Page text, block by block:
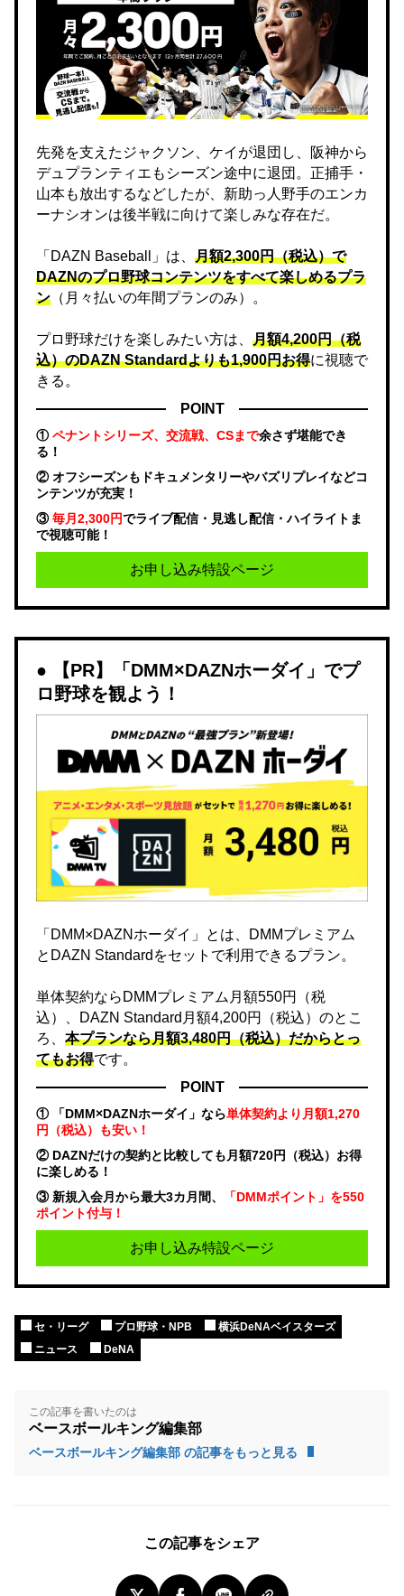
先発を支えたジャクソン、ケイが退団し、阪神から
デュプランティエもシーズン途中に退団。正捕手・
山本も放出するなどしたが、新助っ人野手のエンカ
ーナシオンは後半戦に向けて楽しみな存在だ。
「DAZN Baseball」は、 月額2,300円（税込）で
DAZNのプロ野球コンテンツをすべて楽しめるプラ
ン （月々払いの年間プランのみ）。
プロ野球だけを楽しみたい方は、 月額4,200円（税
込）のDAZN Standard​よりも1,900円お得に視聴で
きる。
POINT
①ペナントシリーズ、交流戦、CSまで余さず堪能でき
る！
② オフシーズンもドキュメンタリーやバズリプレイなどコ
ンテンツが充実！
③毎月2,300円でライブ配信・見逃し配信・ハイライトま
で視聴可能！
お申し込み特設ページ
【PR】「DMM×DAZNホーダイ」でプ
ロ野球を観よう！
「DMM×DAZNホーダイ」とは、DMMプレミアム
とDAZN Standardをセットで利用できるプラン。
単体契約ならDMMプレミアム月額550円（税
込）、DAZN Standard月額4,200円（税込）のとこ
ろ、 本プランなら月額3,480円（税込）だからとっ
てもお得です。
POINT
① 「DMM×DAZNホーダイ」なら単体契約より月額1,270
円（税込）も安い！
② DAZNだけの契約と比較しても月額720円（税込）お得
に楽しめる！
③ 新規入会月から最大3カ月間、
「DMMポイント」を550
ポイント付与！
お申し込み特設ページ
セ・リーグ プロ野球・NPB
横浜DeNAベイスターズ
ニュース
DeNA
この記事を書いたのは
ベースボールキング編集部
ベースボールキング編集部 の記事をもっと見る
この記事をシェア